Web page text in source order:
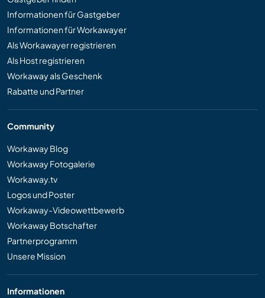
Informationen für Gastgeber
Informationen für Workawayer
Als Workawayer registrieren
Als Host registrieren
Workaway als Geschenk
Rabatte und Partner
Community
Workaway Blog
Workaway Fotogalerie
Workaway.tv
Logos und Poster
Workaway-Videowettbewerb
Workaway Botschafter
Partnerprogramm
Unsere Mission
Informationen